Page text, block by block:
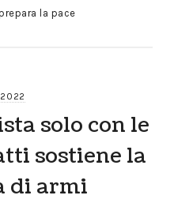
la pace
solo con le
sostiene la
di armi